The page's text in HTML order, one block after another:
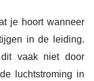
je hoort wanneer
in de leiding.
vaak niet door
luchtstroming in